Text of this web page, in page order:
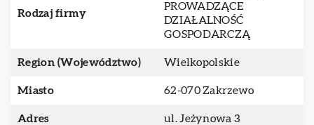
Rodzaj firmy
PROWADZĄCE
DZIAŁALNOŚĆ
GOSPODARCZĄ
Region (Województwo) Wielkopolskie
Miasto 62-070 Zakrzewo
Adres ul. Jeżynowa 3